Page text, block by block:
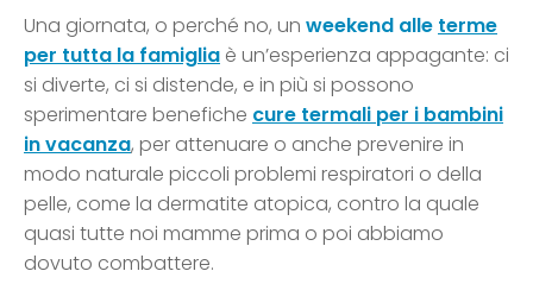
Una giornata, o perché no, un weekend alle terme
per tutta la famiglia è un’esperienza appagante: ci
si diverte, ci si distende, e in più si possono
sperimentare benefiche cure termali per i bambini
in vacanza, per attenuare o anche prevenire in
modo naturale piccoli problemi respiratori o della
pelle, come la dermatite atopica, contro la quale
quasi tutte noi mamme prima o poi abbiamo
dovuto combattere.